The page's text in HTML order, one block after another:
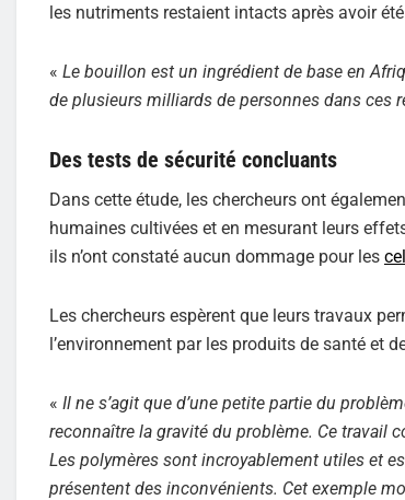
les nutriments restaient intacts après avoir
« Le bouillon est un ingrédient de base en
de plusieurs milliards de personnes dans ces
Des tests de sécurité concluants
Dans cette étude, les chercheurs ont
humaines cultivées et en mesurant leurs
ils n’ont constaté aucun dommage pour les
Les chercheurs espèrent que leurs travaux
l’environnement par les produits de santé et
« Il ne s’agit que d’une petite partie du
reconnaître la gravité du problème. Ce travail
Les polymères sont incroyablement utiles et
présentent des inconvénients. Cet exemple